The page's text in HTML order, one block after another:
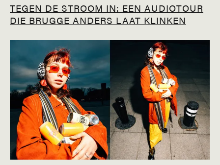
TEGEN DE STROOM IN: EEN AUDIOTOUR
DIE BRUGGE ANDERS LAAT KLINKEN